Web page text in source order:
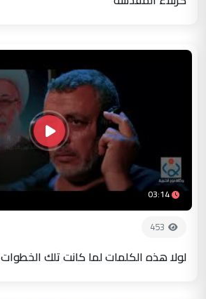
03:14
453
لولا هذه الكلمات لما كانت تلك الخطوات